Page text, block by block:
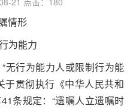
情形
为能力
无行为能力人或限制行为能
于贯彻执行《中华人民共和
41条规定：“遗嘱人立遗嘱时